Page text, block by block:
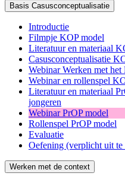
Basis Casusconceptualisatie
Introductie
Filmpje KOP model
Literatuur en materiaal
Casusconceptualisatie
Webinar Werken met
Webinar en rollenspel
Literatuur en materiaal
jongeren
Webinar PrOP model
Rollenspel PrOP model
Evaluatie
Oefening (verplicht uit
Werken met de context